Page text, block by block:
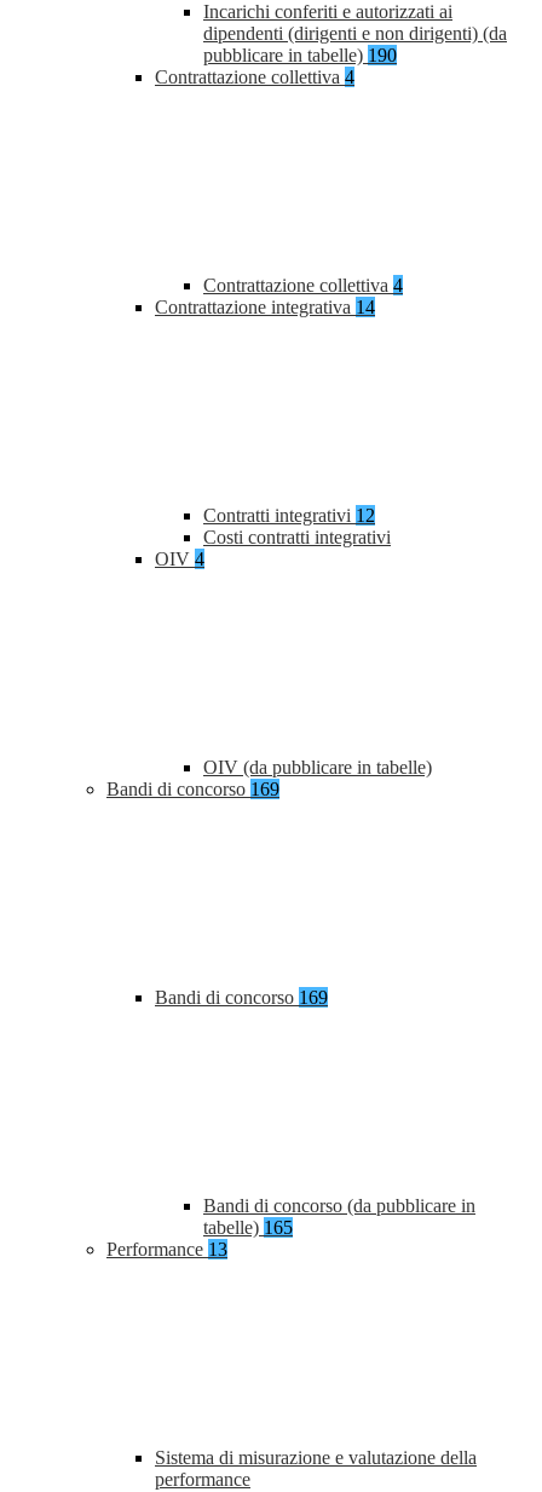
Incarichi conferiti e autorizzati ai
dipendenti (dirigenti e non dirigenti) (da
pubblicare in tabelle) 190
Contrattazione collettiva 4
Contrattazione collettiva 4
Contrattazione integrativa 14
Contratti integrativi 12
Costi contratti integrativi
OIV 4
OIV (da pubblicare in tabelle)
Bandi di concorso 169
Bandi di concorso 169
Bandi di concorso (da pubblicare in
tabelle) 165
Performance 13
Sistema di misurazione e valutazione della
performance